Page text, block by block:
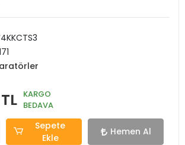
KARGO
BEDAVA
Sepete
Ekle
Hemen Al